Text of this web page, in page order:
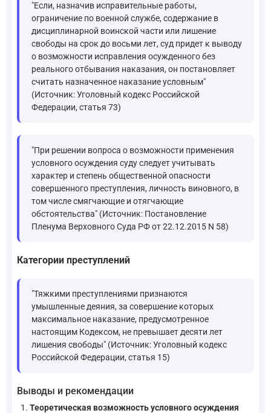
"Если, назначив исправительные работы,
ограничение по военной службе, содержание в
дисциплинарной воинской части или лишение
свободы на срок до восьми лет, суд придет к выводу
о возможности исправления осужденного без
реального отбывания наказания, он постановляет
считать назначенное наказание условным"
(Источник: Уголовный кодекс Российской
Федерации, статья 73)
"При решении вопроса о возможности применения
условного осуждения суду следует учитывать
характер и степень общественной опасности
совершенного преступления, личность виновного, в
том числе смягчающие и отягчающие
обстоятельства" (Источник: Постановление
Пленума Верховного Суда РФ от 22.12.2015 N 58)
Категории преступлений
"Тяжкими преступлениями признаются
умышленные деяния, за совершение которых
максимальное наказание, предусмотренное
настоящим Кодексом, не превышает десяти лет
лишения свободы" (Источник: Уголовный кодекс
Российской Федерации, статья 15)
Выводы и рекомендации
Теоретическая возможность условного осуждения